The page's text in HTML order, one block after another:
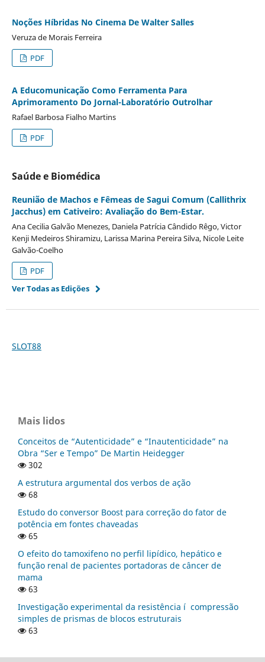
Noções Híbridas No Cinema De Walter Salles
Veruza de Morais Ferreira
PDF
A Educomunicação Como Ferramenta Para
Aprimoramento Do Jornal-Laboratório Outrolhar
Rafael Barbosa Fialho Martins
PDF
Saúde e Biomédica
Reunião de Machos e Fêmeas de Sagui Comum (Callithrix
Jacchus) em Cativeiro: Avaliação do Bem-Estar.
Ana Cecilia Galvão Menezes, Daniela Patrícia Cândido Rêgo, Victor
Kenji Medeiros Shiramizu, Larissa Marina Pereira Silva, Nicole Leite
Galvão-Coelho
PDF
Ver Todas as Edições
SLOT88
Mais lidos
Conceitos de “Autenticidade” e “Inautenticidade” na
Obra “Ser e Tempo” De Martin Heidegger
302
A estrutura argumental dos verbos de ação
68
Estudo do conversor Boost para correção do fator de
potência em fontes chaveadas
65
O efeito do tamoxifeno no perfil lipí­dico, hepático e
função renal de pacientes portadoras de câncer de
mama
63
Investigação experimental da resistência í compressão
simples de prismas de blocos estruturais
63